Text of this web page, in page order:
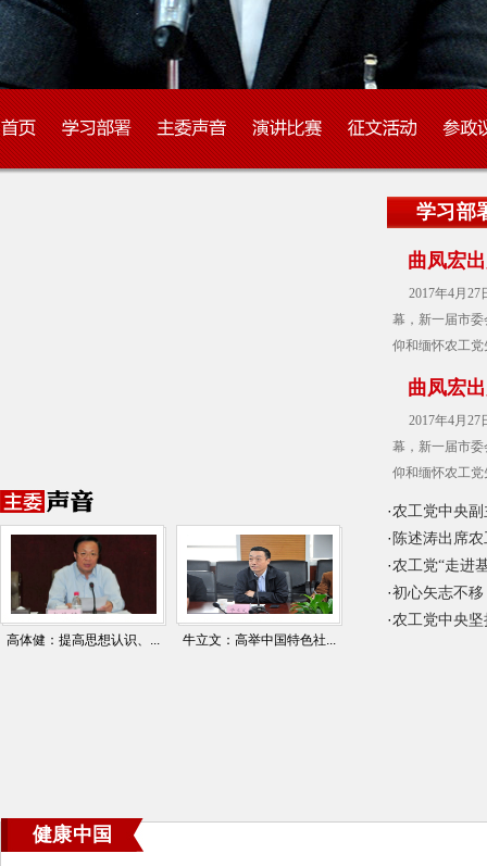
高体健：提高思想认识、... 牛立文：高举中国特色社...
学习部
曲凤宏
心，继
2017年4月
幕，新一届市
仰和缅怀农工
曲凤宏出席活
曲凤宏
心，继
2017年4月
幕，新一届市
仰和缅怀农工
·农工党中央
· 陈述涛出席
·农工党“走进
·初心矢志不
·农工党中央
健康中国